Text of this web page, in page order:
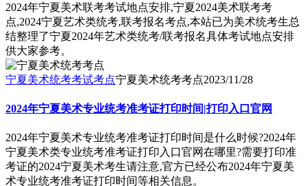
2024年宁夏美术联考考试地点安排,宁夏2024美术联考考
点,2024宁夏艺术类统考,联考报名考点,本站已为美术统考生总
结整理了宁夏2024年艺术类统考/联考报名具体考试地点安排
供大家参考。
宁夏美术统考考试考点宁夏美术统考考点2023/11/28
2024年宁夏美术专业统考准考证打印时间|打印入口官网
2024年宁夏美术专业统考准考证打印时间是什么时候?2024年
宁夏美术类专业统考准考证打印入口官网在哪里?需要打印准
考证的2024宁夏美术考生请注意,官方已经公布2024年宁夏美
术专业统考准考证打印时间等相关信息。